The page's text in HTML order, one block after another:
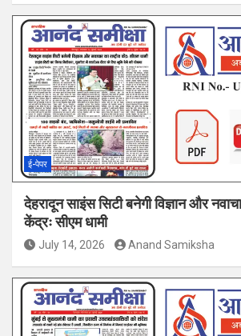
ई-पेपर
देहरादून साइंस सिटी बनेगी विज्ञान और
केंद्रः सीएम धामी
July 14, 2026 Anand Samiksha